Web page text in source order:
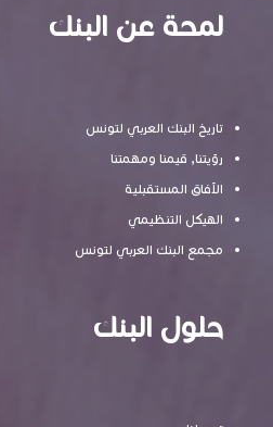
لمحة عن البنك
تاريخ البنك العربي لتونس
رؤيتنا, قيمنا ومهمتنا
الآفاق المستقبلية
الهيكل التنظيمي
مجمع البنك العربي لتونس
حلول البنك